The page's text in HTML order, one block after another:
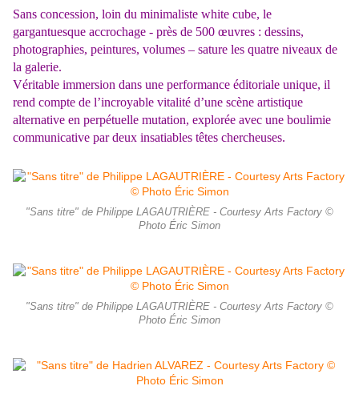
Sans concession, loin du minimaliste white cube, le
gargantuesque accrochage - près de 500 œuvres : dessins,
photographies, peintures, volumes – sature les quatre niveaux de
la galerie.
Véritable immersion dans une performance éditoriale unique, il
rend compte de l’incroyable vitalité d’une scène artistique
alternative en perpétuelle mutation, explorée avec une boulimie
communicative par deux insatiables têtes chercheuses.
"Sans titre" de Philippe LAGAUTRIÈRE - Courtesy Arts Factory ©
Photo Éric Simon
"Sans titre" de Philippe LAGAUTRIÈRE - Courtesy Arts Factory ©
Photo Éric Simon